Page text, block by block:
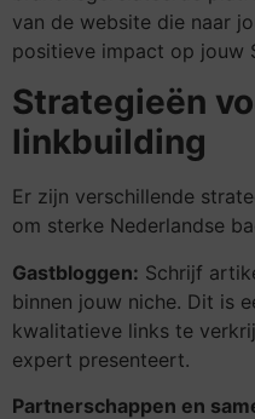
van de website die naar
positieve impact op jouw
Strategieën
linkbuilding
Er zijn verschillende
om sterke Nederlandse
Gastbloggen: Schrijf
binnen jouw niche. Dit is
kwalitatieve links te
expert presenteert.
Partnerschappen en